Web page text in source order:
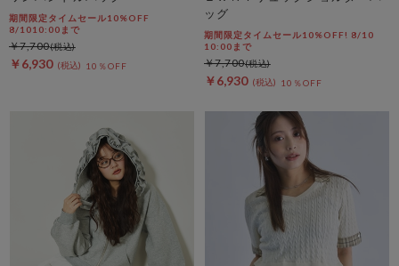
期間限定タイムセール10%OFF
8/1010:00まで
￥6,930 10％OFF
￥7,700
ッグ
期間限定タイムセール10%OFF! 8/10
10:00まで
￥6,930 10％OFF
￥7,700